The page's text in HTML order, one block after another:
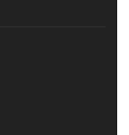
Libre De PFOA